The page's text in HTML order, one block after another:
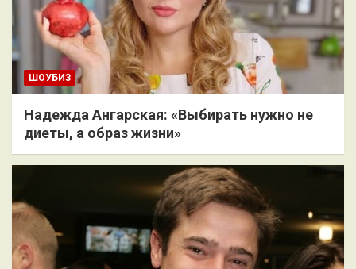
ШОУБИЗ
Надежда Ангарская: «Выбирать нужно не
диеты, а образ жизни»